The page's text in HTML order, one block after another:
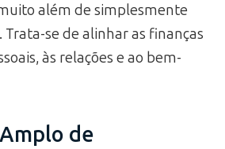
além de simplesmente
se de alinhar as finanças
às relações e ao bem-
de